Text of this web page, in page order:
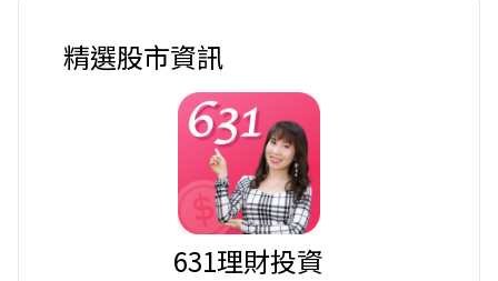
精選股市資訊
631理財投資